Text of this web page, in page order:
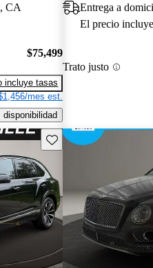
CA
$75,499
incluye tasas
mes est.
disponibilidad
Entrega a
El precio
Trato justo
Guarda este Aviso